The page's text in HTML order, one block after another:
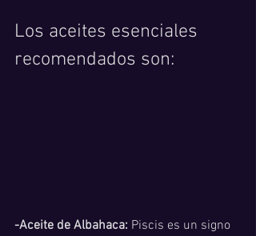
Los aceites esenciales
recomendados son:
-Aceite de Albahaca: Piscis es un signo